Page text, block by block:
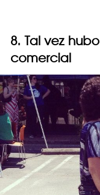
8. Tal vez
comercial